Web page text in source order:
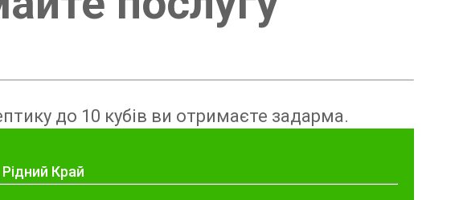
до 10 кубів ви отримаєте задарма.
Край